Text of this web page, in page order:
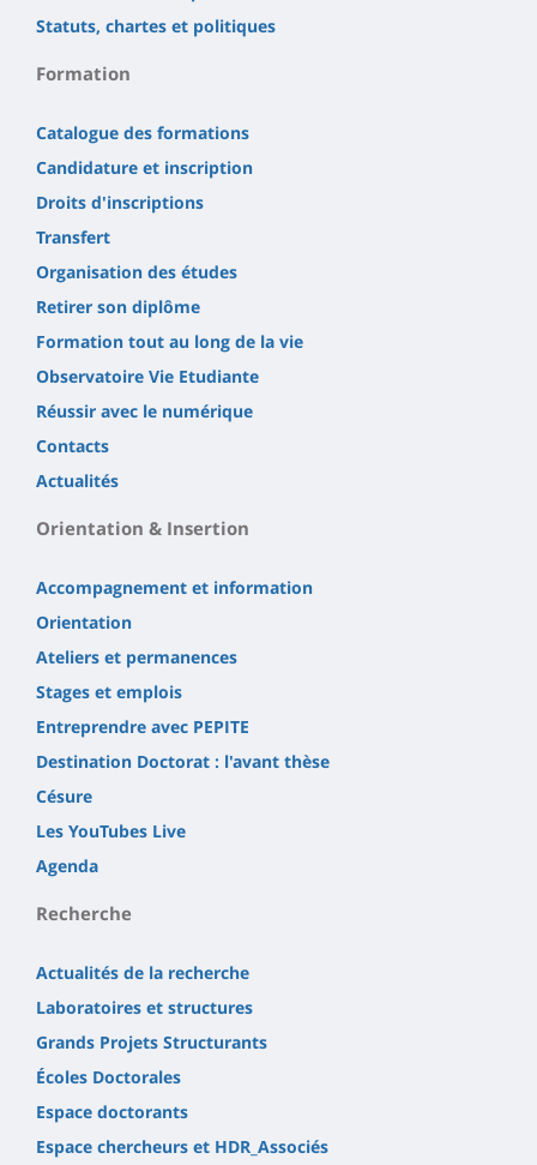
Statuts, chartes et politiques
Formation
Catalogue des formations
Candidature et inscription
Droits d'inscriptions
Transfert
Organisation des études
Retirer son diplôme
Formation tout au long de la vie
Observatoire Vie Etudiante
Réussir avec le numérique
Contacts
Actualités
Orientation & Insertion
Accompagnement et information
Orientation
Ateliers et permanences
Stages et emplois
Entreprendre avec PEPITE
Destination Doctorat : l'avant thèse
Césure
Les YouTubes Live
Agenda
Recherche
Actualités de la recherche
Laboratoires et structures
Grands Projets Structurants
Écoles Doctorales
Espace doctorants
Espace chercheurs et HDR_Associés